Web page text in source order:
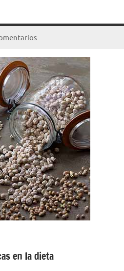
en la dieta